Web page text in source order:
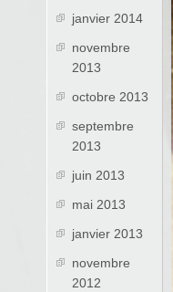
janvier 2014
novembre
2013
octobre 2013
septembre
2013
juin 2013
mai 2013
janvier 2013
novembre
2012